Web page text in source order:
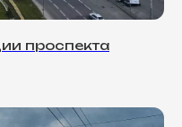
проспекта